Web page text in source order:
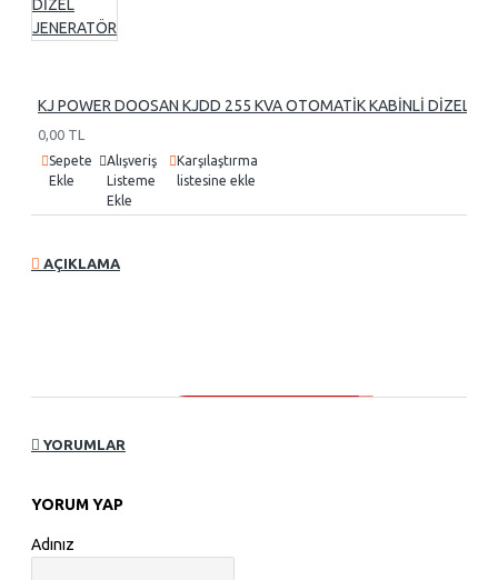
KJ POWER DOOSAN KJDD 255 KVA OTOMATİK KABİNLİ DİZEL
0,00 TL
Sepete
Ekle
Alışveriş
Listeme
Ekle
Karşılaştırma
listesine ekle
AÇIKLAMA
YORUMLAR
YORUM YAP
Adınız